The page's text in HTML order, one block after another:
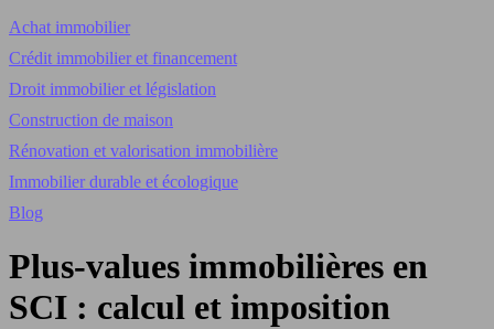
Achat immobilier
Crédit immobilier et financement
Droit immobilier et législation
Construction de maison
Rénovation et valorisation immobilière
Immobilier durable et écologique
Blog
Plus-values immobilières en
SCI : calcul et imposition